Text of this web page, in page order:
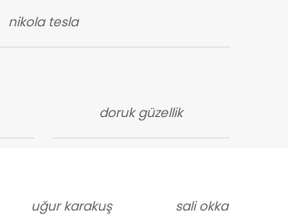
nikola tesla
doruk güzellik
uğur karakuş sali okka